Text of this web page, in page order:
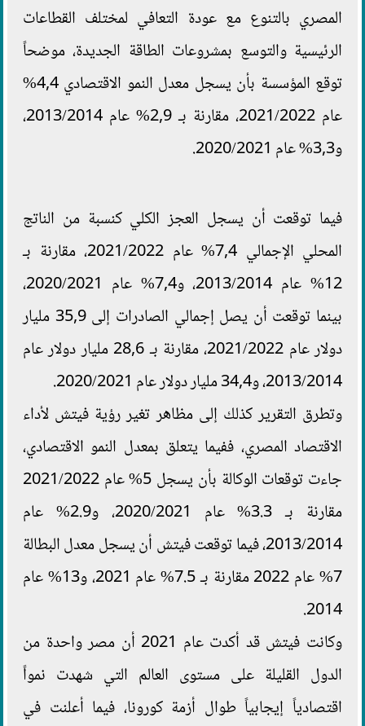
المصري بالتنوع مع عودة التعافي لمختلف القطاعات
الرئيسية والتوسع بمشروعات الطاقة الجديدة، موضحاً
توقع المؤسسة بأن يسجل معدل النمو الاقتصادي 4,4%
عام 2021/2022، مقارنة بـ 2,9% عام 2013/2014،
و3,3% عام 2020/2021.
فيما توقعت أن يسجل العجز الكلي كنسبة من الناتج
المحلي الإجمالي 7,4% عام 2021/2022، مقارنة بـ
12% عام 2013/2014، و7,4% عام 2020/2021،
بينما توقعت أن يصل إجمالي الصادرات إلى 35,9 مليار
دولار عام 2021/2022، مقارنة بـ 28,6 مليار دولار عام
2013/2014، و34,4 مليار دولار عام 2020/2021.
وتطرق التقرير كذلك إلى مظاهر تغير رؤية فيتش لأداء
الاقتصاد المصري، ففيما يتعلق بمعدل النمو الاقتصادي،
جاءت توقعات الوكالة بأن يسجل 5% عام 2021/2022
مقارنة بـ 3.3% عام 2020/2021، و2.9% عام
2013/2014، فيما توقعت فيتش أن يسجل معدل البطالة
7% عام 2022 مقارنة بـ 7.5% عام 2021، و13% عام
2014.
وكانت فيتش قد أكدت عام 2021 أن مصر واحدة من
الدول القليلة على مستوى العالم التي شهدت نمواً
اقتصادياً إيجابياً طوال أزمة كورونا، فيما أعلنت في